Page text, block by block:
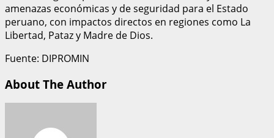
amenazas económicas y de seguridad para el Estado
peruano, con impactos directos en regiones como La
Libertad, Pataz y Madre de Dios.
Fuente: DIPROMIN
About The Author